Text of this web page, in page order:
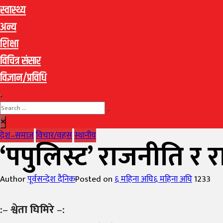
स्वास्थ्य
अन्य
शिक्षा
विचित्र संसार
विज्ञान/प्रविधि
देश–समाजविचार/वहसस्थानीय
‘पपुलिस्ट’ राजनीति र
Authorपूर्वसन्देश दैनिकPosted on६ महिना अघि६ महिना अघि1233
:–श्वेता घिमिरे–: